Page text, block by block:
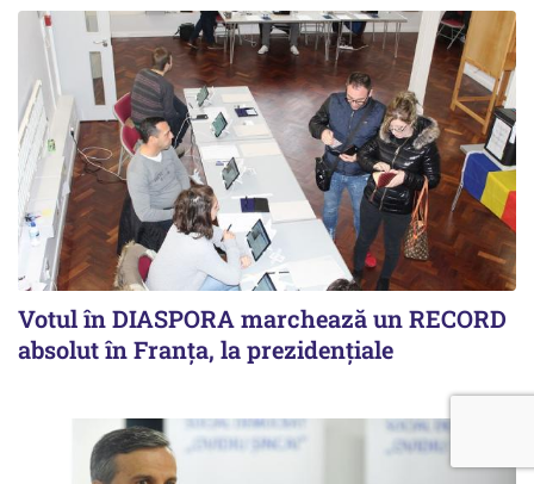
Votul în DIASPORA marchează un RECORD
absolut în Franța, la prezidențiale